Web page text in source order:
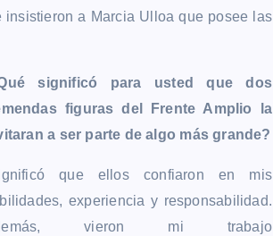
a Marcia Ulloa que posee las
significó para usted que dos
figuras del Frente Amplio la
a ser parte de algo más grande?
que ellos confiaron en mis
experiencia y responsabilidad.
vieron mi trabajo